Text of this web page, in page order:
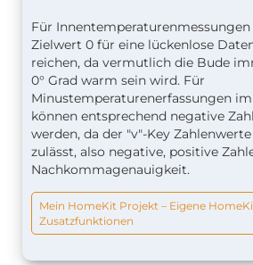
Für
Zielwert 0 für eine lückenlose
reichen, da vermutlich die Bude
0° Grad warm sein wird. Für
Minustemperaturenerfassungen
können entsprechend negative
werden, da der "v"-Key
zulässt, also negative, positive
Nachkommagenauigkeit.
Mein HomeKit Projekt – Eigene
Zusatzfunktionen